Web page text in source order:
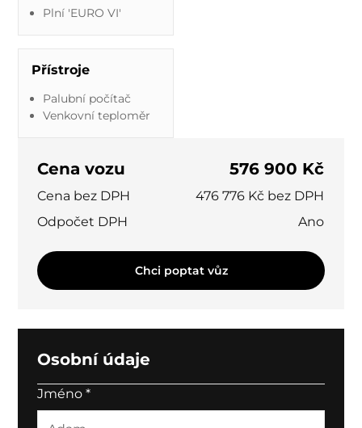
Plní 'EURO VI'
Přístroje
Palubní počítač
Venkovní teploměr
Cena vozu 576 900 Kč
Cena bez DPH
476 776 Kč bez DPH
Odpočet DPH
Ano
Chci poptat vůz
Osobní údaje
Jméno*